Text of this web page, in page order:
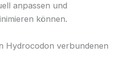
anpassen und
können.
Hydrocodon verbundenen